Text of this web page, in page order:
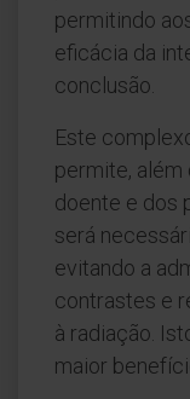
permitindo
eficácia da
conclusão.
Este
permite, além
doente e dos
será
evitando a
contrastes e
à radiação.
maior